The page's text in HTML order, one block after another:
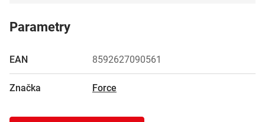
Parametry
EAN 8592627090561
Značka Force